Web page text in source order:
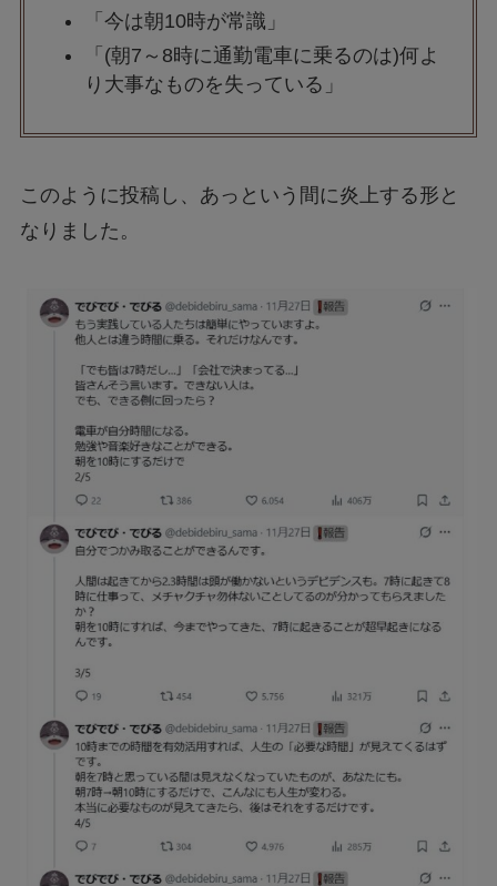
「今は朝10時が常識」
「(朝7～8時に通勤電車に乗るのは)何よ
り大事なものを失っている」
このように投稿し、あっという間に炎上する形と
なりました。